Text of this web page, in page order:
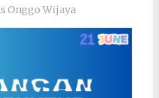
Onggo Wijaya